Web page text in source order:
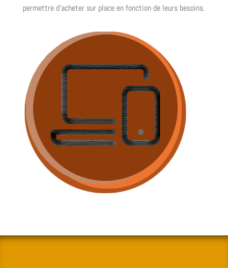
permettre d’acheter sur place en fonction de leurs besoins.